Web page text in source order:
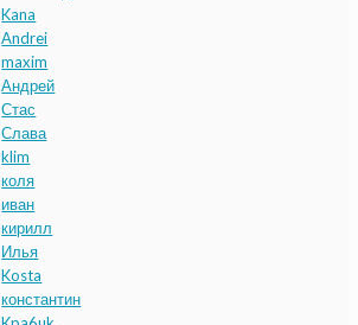
Kana
Andrei
maxim
Андрей
Стас
Слава
klim
коля
иван
кирилл
Илья
Kosta
константин